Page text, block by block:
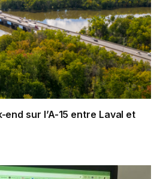
sur l’A-15 entre Laval et